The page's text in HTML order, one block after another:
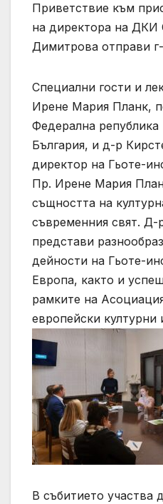
Приветствие към
на директора на
Димитрова отправи
Специални гости и
Ирене Мария Планк,
Федерална република
България, и д-р
директор на Гьоте-
Пр. Ирене Мария
същността на
съвременния свят. Д-
представи
дейности на Гьоте-
Европа, както и
рамките на
европейски културни
В събитието